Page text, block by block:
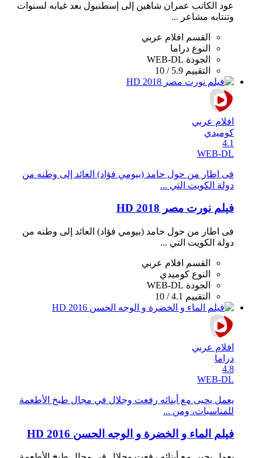
عود الكاتب عمران شاهين إلى إسطنبول بعد غيابه لسنوات
وتنتابه مشاعر ...
القسم
افلام عربي
النوع دراما
الجودة WEB-DL
التقييم 5.9 / 10
افلام عربي
كوميدي
4.1
WEB-DL
فى اطار من حول حامد (بيومي فؤاد) العائد إلى وطنه من
دولة الكويت التي ...
فيلم نورت مصر 2018 HD
فى اطار من حول حامد (بيومي فؤاد) العائد إلى وطنه من
دولة الكويت التي ...
القسم
افلام عربي
النوع كوميدي
الجودة WEB-DL
التقييم 4.1 / 10
افلام عربي
دراما
4.8
WEB-DL
يعمل يحيى مع أبنائه رفعت وجلال في مجال طبخ اﻷطعمة
للمناسبات، ومن ...
فيلم الماء و الخضرة و الوجه الحسن 2016 HD